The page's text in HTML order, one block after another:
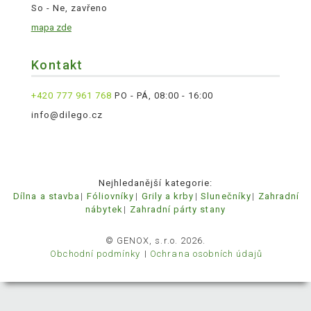
So - Ne, zavřeno
mapa zde
Kontakt
+420 777 961 768 PO - PÁ, 08:00 - 16:00
info@dilego.cz
Nejhledanější kategorie:
Dílna a stavba
Fóliovníky Grily a krby Slunečníky
Zahradní
nábytek
Zahradní párty stany
© GENOX, s.r.o. 2026.
Obchodní podmínky
Ochrana osobních údajů